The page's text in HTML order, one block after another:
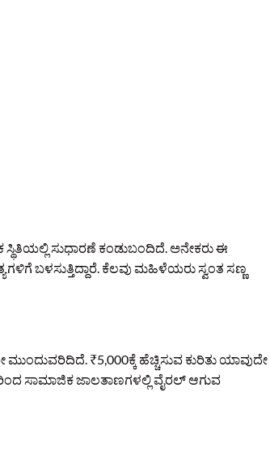
ಸುಧಾರಣೆ ಕಂಡುಬಂದಿದೆ. ಅನೇಕರು ಈ
ಬಳಸುತ್ತಿದ್ದಾರೆ. ಕೆಲವು ಮಹಿಳೆಯರು ಸ್ವಂತ ಸಣ್ಣ
₹5,000ಕ್ಕೆ ಹೆಚ್ಚಿಸುವ ಕುರಿತು ಯಾವುದೇ
ಸಾಮಾಜಿಕ ಜಾಲತಾಣಗಳಲ್ಲಿ ವೈರಲ್ ಆಗುವ